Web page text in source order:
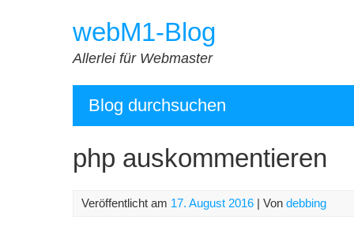
webM1-Blog
Allerlei für Webmaster
Blog durchsuchen
php auskommentieren
Veröffentlicht am 17. August 2016 | Von debbing